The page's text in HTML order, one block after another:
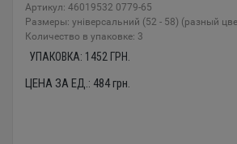
Артикул: 46019532 0779-65
Размеры: універсальний (52 - 58) (разный
Количество в упаковке: 3
УПАКОВКА: 1452 ГРН.
ЦЕНА ЗА ЕД.: 484грн.